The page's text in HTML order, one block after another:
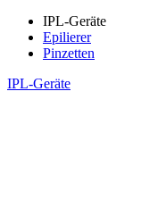
IPL-Geräte
Epilierer
Pinzetten
IPL-Geräte